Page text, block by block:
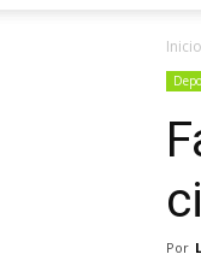
Inicio
Por